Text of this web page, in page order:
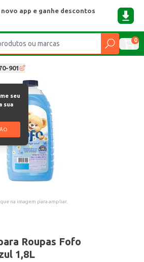
app e ganhe descontos
0
901
seu
sua
na imagem para ampliar.
Roupas Fofo
1,8L